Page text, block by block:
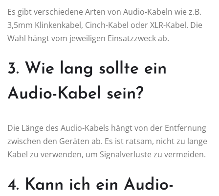
Es gibt verschiedene Arten von Audio-Kabeln wie z.B.
3,5mm Klinkenkabel, Cinch-Kabel oder XLR-Kabel. Die
Wahl hängt vom jeweiligen Einsatzzweck ab.
3. Wie lang sollte ein
Audio-Kabel sein?
Die Länge des Audio-Kabels hängt von der Entfernung
zwischen den Geräten ab. Es ist ratsam, nicht zu lange
Kabel zu verwenden, um Signalverluste zu vermeiden.
4. Kann ich ein Audio-